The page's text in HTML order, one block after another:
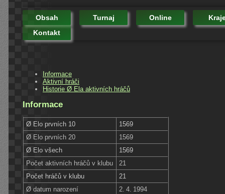
Obsah Turnaj Online
Kontakt
Informace
Aktivní hráči
Historie Ø Ela aktivních hráčů
Informace
Ø Elo prvních 10
1569
Ø Elo prvních 20
1569
Ø Elo všech
1569
Počet aktivních hráčů v klubu
21
Počet hráčů v klubu
21
Ø datum narození
2. 4. 1994